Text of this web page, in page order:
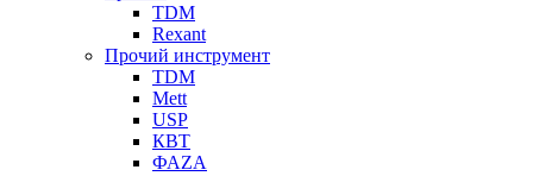
TDM
Rexant
Прочий инструмент
TDM
Mett
USP
КВТ
ФАZА